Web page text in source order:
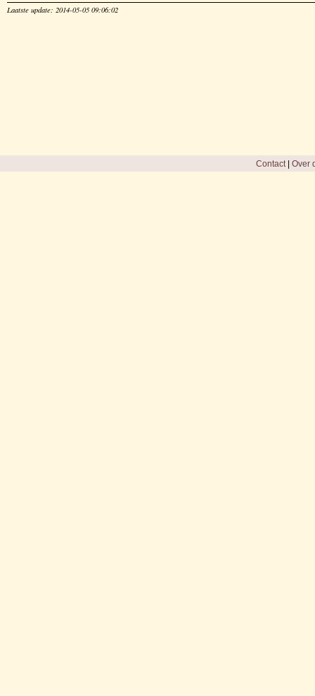
Laatste update: 2014-05-05 09:06:02
Contact| Over